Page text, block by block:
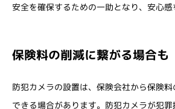
安全を確保するための一助となり、安心感
保険料の削減に繋がる場合も
防犯カメラの設置は、保険会社から保険
できる場合があります。防犯カメラが犯